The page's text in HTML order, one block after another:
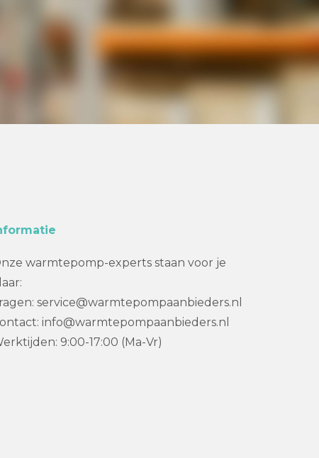
warmtepomp-experts staan voor je
service@warmtepompaanbieders.nl
info@warmtepompaanbieders.nl
9:00-17:00 (Ma-Vr)